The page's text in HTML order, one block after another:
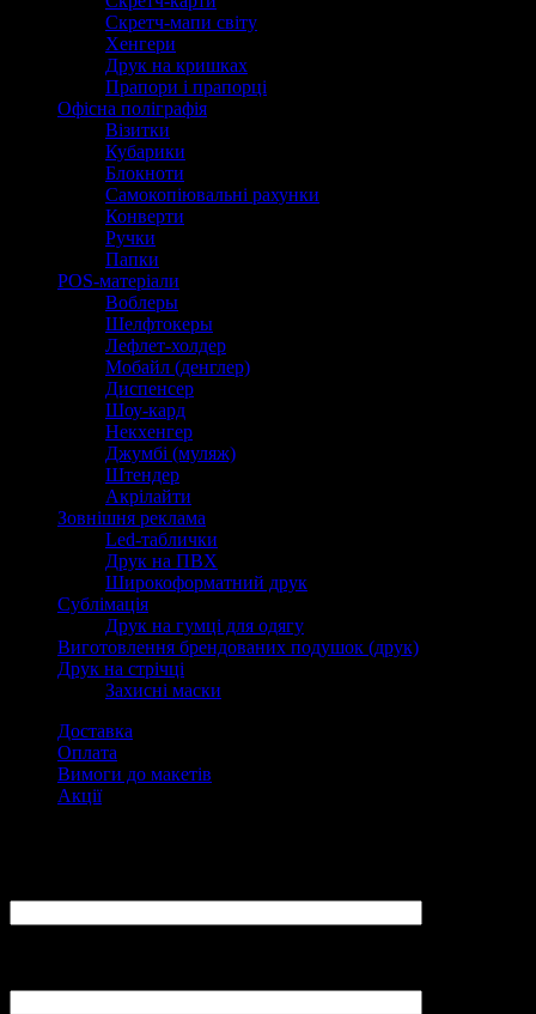
Скретч-мапи світу
Хенгери
Друк на кришках
Прапори і прапорці
Офісна поліграфія
Візитки
Кубарики
Блокноти
Самокопіювальні рахунки
Конверти
Ручки
Папки
POS-матеріали
Воблеры
Шелфтокеры
Лефлет-холдер
Мобайл (денглер)
Диспенсер
Шоу-кард
Некхенгер
Джумбі (муляж)
Штендер
Акрілайти
Зовнішня реклама
Led-таблички
Друк на ПВХ
Широкоформатний друк
Сублімація
Друк на гумці для одягу
Виготовлення брендованих подушок (друк)
Друк на стрічці
Захисні маски
Доставка
Оплата
Вимоги до макетів
Акції